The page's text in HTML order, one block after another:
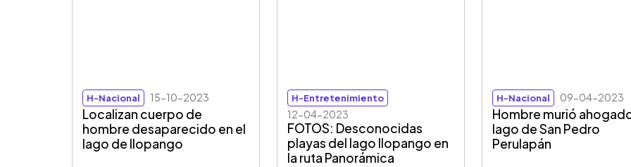
H-Nacional 15-10-2023
Localizan cuerpo de
hombre desaparecido en el
lago de Ilopango
H-Entretenimiento
12-04-2023
FOTOS: Desconocidas
playas del lago Ilopango en
la ruta Panorámica
H-Nacional 09-04-2023
Hombre murió
lago de San Pedro
Perulapán